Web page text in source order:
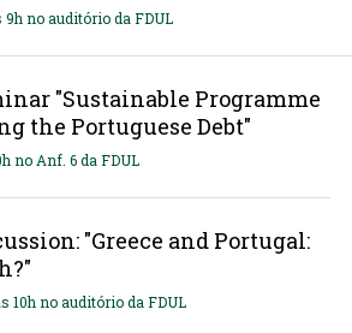
9h no auditório da FDUL
"Sustainable Programme
the Portuguese Debt"
no Anf. 6 da FDUL
"Greece and Portugal:
10h no auditório da FDUL